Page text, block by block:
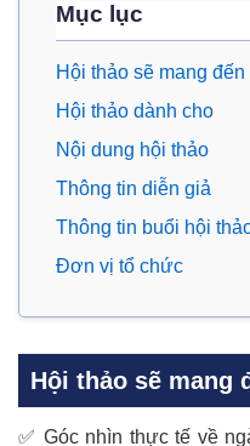
Mục lục
Hội thảo sẽ mang đến
Hội thảo dành cho
Nội dung hội thảo
Thông tin diễn giả
Thông tin buổi hội
Đơn vị tổ chức
Hội thảo sẽ mang
✅ Góc nhìn thực tế về